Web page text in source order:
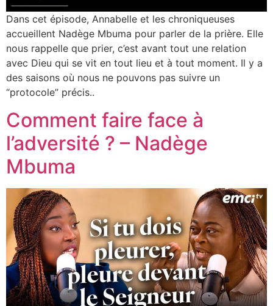
Dans cet épisode, Annabelle et les chroniqueuses
accueillent Nadège Mbuma pour parler de la prière. Elle
nous rappelle que prier, c’est avant tout une relation
avec Dieu qui se vit en tout lieu et à tout moment. Il y a
des saisons où nous ne pouvons pas suivre un
“protocole” précis..
Comment faire face à
l’adversité ? – Nadège
Mbuma